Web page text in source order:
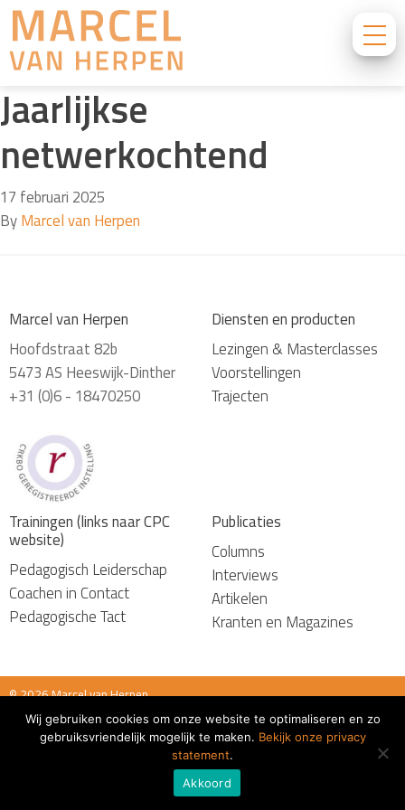
Jaarlijkse
netwerkochtend
17 februari 2025
ByMarcel van Herpen
Marcel van Herpen
Hoofdstraat 82b
5473 AS Heeswijk-Dinther
+31 (0)6 - 18470250
Diensten en producten
Lezingen & Masterclasses
Voorstellingen
Trajecten
Trainingen (links naar CPC
website)
Pedagogisch Leiderschap
Coachen in Contact
Pedagogische Tact
Publicaties
Columns
Interviews
Artikelen
Kranten en Magazines
© 2026 Marcel van Herpen
Algemene voorwaarden
Wij gebruiken cookies om onze website te optimaliseren en zo
gebruiksvriendelijk mogelijk te maken. Bekijk onze privacy
statement.
Akkoord